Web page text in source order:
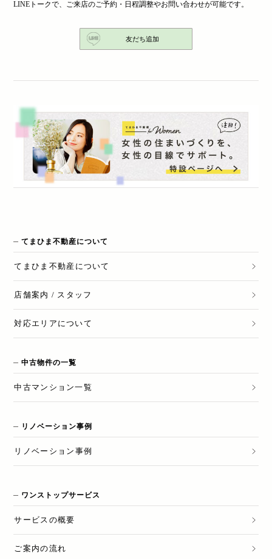
LINEトークで、ご来店のご予約・日程調整やお問い合わせが可能です。
友だち追加
てまひま不動産について
てまひま不動産 について
店舗案内 / スタッフ
対応エリアについて
中古物件の一覧
中古マンション一覧
リノベーション事例
リノベーション 事例
ワンストップサービス
サービスの概要
ご案内の流れ